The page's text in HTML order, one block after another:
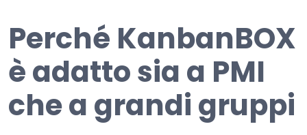
Cerca
Perché KanbanBOX
è adatto sia a PMI
che a grandi gruppi